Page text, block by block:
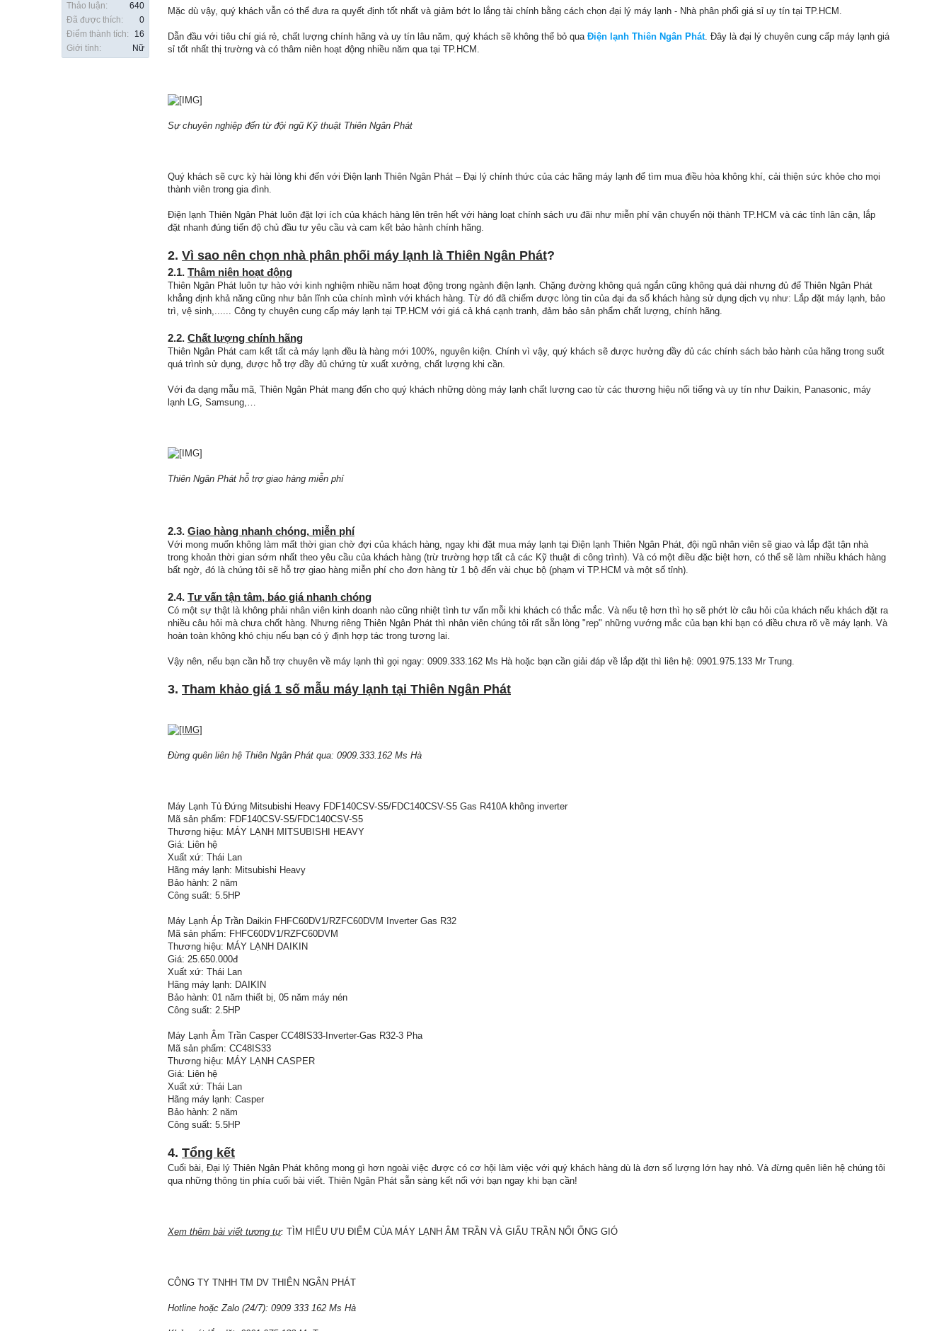
Thảo luận:
640
Đã được thích:
0
Điểm thành tích:
16
Giới tính:
Nữ
Mặc dù vậy, quý khách vẫn có thể đưa ra quyết định tốt nhất và giảm bớt lo lắng tài chính bằng cách chọn đại lý máy lạnh - Nhà phân phối giá sỉ uy tín tại TP.HCM.
Dẫn đầu với tiêu chí giá rẻ, chất lượng chính hãng và uy tín lâu năm, quý khách sẽ không thể bỏ qua Điện lạnh Thiên Ngân Phát. Đây là đại lý chuyên cung cấp máy lạnh giá
sỉ tốt nhất thị trường và có thâm niên hoạt động nhiều năm qua tại TP.HCM.
Sự chuyên nghiệp đến từ đội ngũ Kỹ thuật Thiên Ngân Phát
Quý khách sẽ cực kỳ hài lòng khi đến với Điện lạnh Thiên Ngân Phát – Đại lý chính thức của các hãng máy lạnh để tìm mua điều hòa không khí, cải thiện sức khỏe cho mọi
thành viên trong gia đình.
Điện lạnh Thiên Ngân Phát luôn đặt lợi ích của khách hàng lên trên hết với hàng loạt chính sách ưu đãi như miễn phí vận chuyển nội thành TP.HCM và các tỉnh lân cận, lắp
đặt nhanh đúng tiến độ chủ đầu tư yêu cầu và cam kết bảo hành chính hãng.
2. Vì sao nên chọn nhà phân phối máy lạnh là Thiên Ngân Phát?
2.1. Thâm niên hoạt động
Thiên Ngân Phát luôn tự hào với kinh nghiệm nhiều năm hoạt động trong ngành điện lạnh. Chặng đường không quá ngắn cũng không quá dài nhưng đủ để Thiên Ngân Phát
khẳng định khả năng cũng như bản lĩnh của chính mình với khách hàng. Từ đó đã chiếm được lòng tin của đại đa số khách hàng sử dụng dịch vụ như: Lắp đặt máy lạnh, bảo
trì, vệ sinh,...... Công ty chuyên cung cấp máy lạnh tại TP.HCM với giá cả khá cạnh tranh, đảm bảo sản phẩm chất lượng, chính hãng.
2.2. Chất lượng chính hãng
Thiên Ngân Phát cam kết tất cả máy lạnh đều là hàng mới 100%, nguyên kiện. Chính vì vậy, quý khách sẽ được hưởng đầy đủ các chính sách bảo hành của hãng trong suốt
quá trình sử dụng, được hỗ trợ đầy đủ chứng từ xuất xưởng, chất lượng khi cần.
Với đa dạng mẫu mã, Thiên Ngân Phát mang đến cho quý khách những dòng máy lạnh chất lượng cao từ các thương hiệu nổi tiếng và uy tín như Daikin, Panasonic, máy
lạnh LG, Samsung,…
Thiên Ngân Phát hỗ trợ giao hàng miễn phí
2.3. Giao hàng nhanh chóng, miễn phí
Với mong muốn không làm mất thời gian chờ đợi của khách hàng, ngay khi đặt mua máy lạnh tại Điện lạnh Thiên Ngân Phát, đội ngũ nhân viên sẽ giao và lắp đặt tận nhà
trong khoản thời gian sớm nhất theo yêu cầu của khách hàng (trừ trường hợp tất cả các Kỹ thuật đi công trình). Và có một điều đặc biệt hơn, có thể sẽ làm nhiều khách hàng
bất ngờ, đó là chúng tôi sẽ hỗ trợ giao hàng miễn phí cho đơn hàng từ 1 bộ đến vài chục bộ (phạm vi TP.HCM và một số tỉnh).
2.4. Tư vấn tận tâm, báo giá nhanh chóng
Có một sự thật là không phải nhân viên kinh doanh nào cũng nhiệt tình tư vấn mỗi khi khách có thắc mắc. Và nếu tệ hơn thì họ sẽ phớt lờ câu hỏi của khách nếu khách đặt ra
nhiều câu hỏi mà chưa chốt hàng. Nhưng riêng Thiên Ngân Phát thì nhân viên chúng tôi rất sẵn lòng "rep" những vướng mắc của bạn khi bạn có điều chưa rõ về máy lạnh. Và
hoàn toàn không khó chịu nếu bạn có ý định hợp tác trong tương lai.
Vậy nên, nếu bạn cần hỗ trợ chuyên về máy lạnh thì gọi ngay: 0909.333.162 Ms Hà hoặc bạn cần giải đáp về lắp đặt thì liên hệ: 0901.975.133 Mr Trung.
3. Tham khảo giá 1 số mẫu máy lạnh tại Thiên Ngân Phát
Đừng quên liên hệ Thiên Ngân Phát qua: 0909.333.162 Ms Hà
Máy Lạnh Tủ Đứng Mitsubishi Heavy FDF140CSV-S5/FDC140CSV-S5 Gas R410A không inverter
Mã sản phẩm: FDF140CSV-S5/FDC140CSV-S5
Thương hiệu: MÁY LẠNH MITSUBISHI HEAVY
Giá: Liên hệ
Xuất xứ: Thái Lan
Hãng máy lạnh: Mitsubishi Heavy
Bảo hành: 2 năm
Công suất: 5.5HP
Máy Lạnh Áp Trần Daikin FHFC60DV1/RZFC60DVM Inverter Gas R32
Mã sản phẩm: FHFC60DV1/RZFC60DVM
Thương hiệu: MÁY LẠNH DAIKIN
Giá: 25.650.000đ
Xuất xứ: Thái Lan
Hãng máy lạnh: DAIKIN
Bảo hành: 01 năm thiết bị, 05 năm máy nén
Công suất: 2.5HP
Máy Lạnh Âm Trần Casper CC48IS33-Inverter-Gas R32-3 Pha
Mã sản phẩm: CC48IS33
Thương hiệu: MÁY LẠNH CASPER
Giá: Liên hệ
Xuất xứ: Thái Lan
Hãng máy lạnh: Casper
Bảo hành: 2 năm
Công suất: 5.5HP
4. Tổng kết
Cuối bài, Đại lý Thiên Ngân Phát không mong gì hơn ngoài việc được có cơ hội làm việc với quý khách hàng dù là đơn số lượng lớn hay nhỏ. Và đừng quên liên hệ chúng tôi
qua những thông tin phía cuối bài viết. Thiên Ngân Phát sẵn sàng kết nối với bạn ngay khi bạn cần!
Xem thêm bài viết tương tự: TÌM HIỂU ƯU ĐIỂM CỦA MÁY LẠNH ÂM TRẦN VÀ GIẤU TRẦN NỐI ỐNG GIÓ
CÔNG TY TNHH TM DV THIÊN NGÂN PHÁT
Hotline hoặc Zalo (24/7): 0909 333 162 Ms Hà